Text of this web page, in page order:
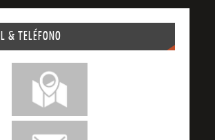
& TELÉFONO